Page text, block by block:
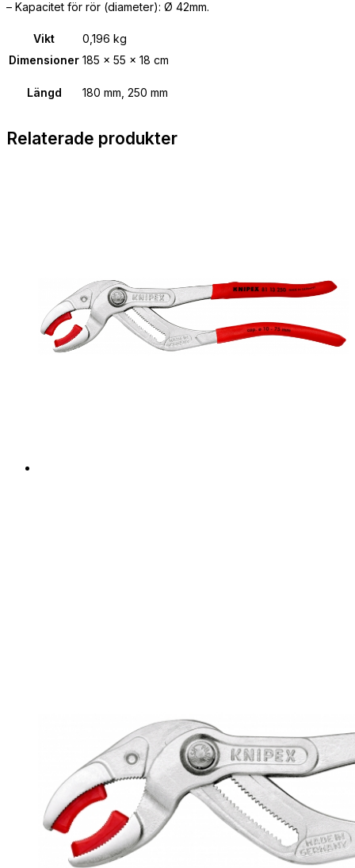
– Kapacitet för rör (diameter): Ø 42mm.
Vikt
0,196 kg
Dimensioner 185 × 55 × 18 cm
Längd 180 mm, 250 mm
Relaterade produkter